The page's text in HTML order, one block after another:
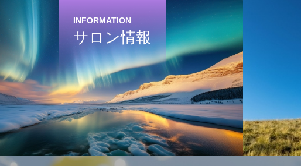
INFORMATION
サロン情報